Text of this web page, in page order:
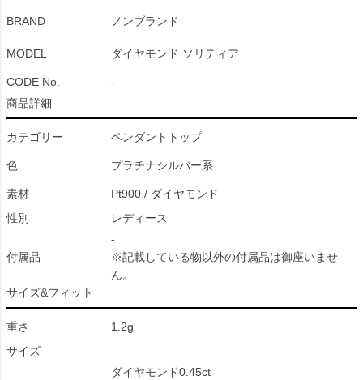
BRAND ノンブランド
MODEL ダイヤモンド ソリティア
CODE No.
-
商品詳細
カテゴリー ペンダントトップ
色 プラチナシルバー系
素材
Pt900 / ダイヤモンド
性別
レディース
付属品
-
※記載している物以外の付属品は御座いませ
ん。
サイズ&フィット
重さ
1.2g
サイズ
ダイヤモンド0.45ct